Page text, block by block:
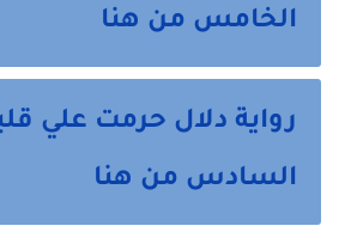
الخامس من هنا
رواية دلال حرمت علي
السادس من هنا